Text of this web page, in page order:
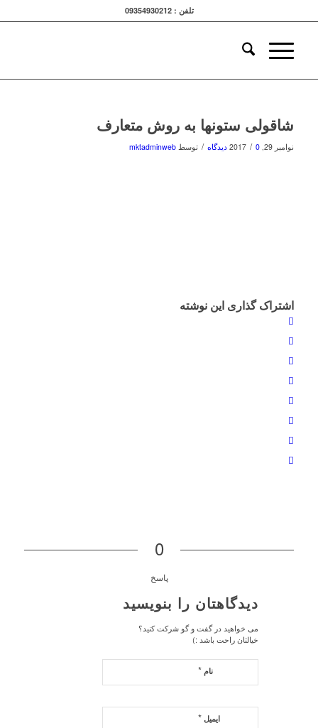
تلفن : 09354930212
شاقولی ستونها به روش متعارف
نوامبر 29, 2017 / 0 دیدگاه / توسط mktadminweb
اشتراک گذاری این نوشته
0
پاسخ
دیدگاهتان را بنویسید
می خواهید در گفت و گو شرکت کنید؟
خیالتان راحت باشد :)
نام*
ایمیل*